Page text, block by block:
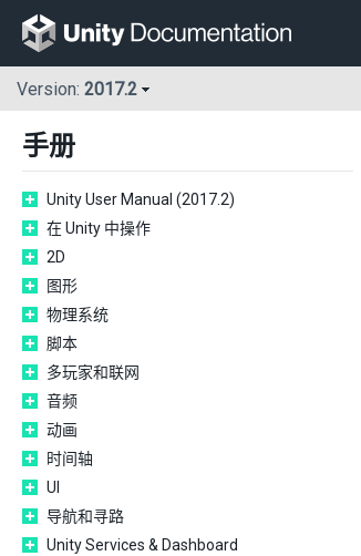
Version: 2017.2
手册
Unity User Manual (2017.2)
在 Unity 中操作
2D
图形
物理系统
脚本
多玩家和联网
音频
动画
时间轴
UI
导航和寻路
Unity Services & Dashboard